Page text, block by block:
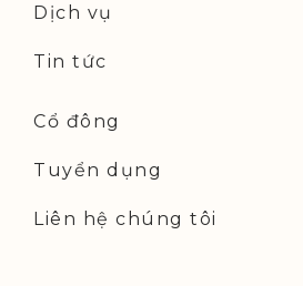
Dịch vụ
Tin tức
Cổ đông
Tuyển dụng
Liên hệ chúng tôi